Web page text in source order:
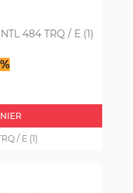
484 TRQ / E (1)
Prix
/ E (1)